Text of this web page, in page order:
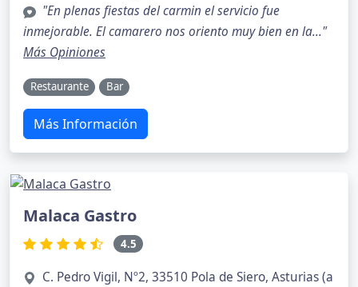
"En plenas fiestas del carmin el servicio fue
inmejorable. El camarero nos oriento muy bien en la..."
Más Opiniones
Restaurante Bar
Más Información
Malaca Gastro
4.5
C. Pedro Vigil, Nº2, 33510 Pola de Siero, Asturias (a